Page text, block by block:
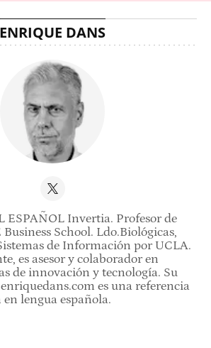
ENRIQUE DANS
ESPAÑOL Invertia. Profesor de
School. Ldo.Biológicas,
de Información por UCLA.
es asesor y colaborador en
de innovación y tecnología. Su
es una referencia
lengua española.